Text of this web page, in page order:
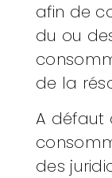
afin de
du ou
de la
A défaut
des